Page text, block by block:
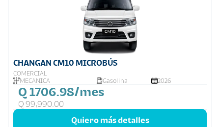
CHANGAN CM10 MICROBÚS
COMERCIAL
MECÁNICA
Gasolina 2026
Q 1706.98/mes
Q 99,990.00
Quiero más detalles